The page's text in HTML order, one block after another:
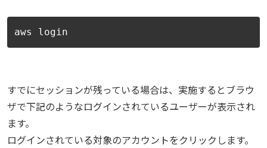
aws login
すでにセッションが残っている場合は、実施するとブラウ
ザで下記のようなログインされているユーザーが表示され
ます。
ログインされている対象のアカウントをクリックします。